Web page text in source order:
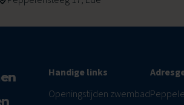
Handige links
Openingstijden zwembad